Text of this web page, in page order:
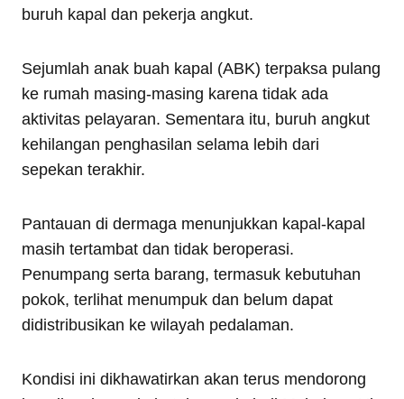
buruh kapal dan pekerja angkut.
Sejumlah anak buah kapal (ABK) terpaksa pulang
ke rumah masing-masing karena tidak ada
aktivitas pelayaran. Sementara itu, buruh angkut
kehilangan penghasilan selama lebih dari
sepekan terakhir.
Pantauan di dermaga menunjukkan kapal-kapal
masih tertambat dan tidak beroperasi.
Penumpang serta barang, termasuk kebutuhan
pokok, terlihat menumpuk dan belum dapat
didistribusikan ke wilayah pedalaman.
Kondisi ini dikhawatirkan akan terus mendorong